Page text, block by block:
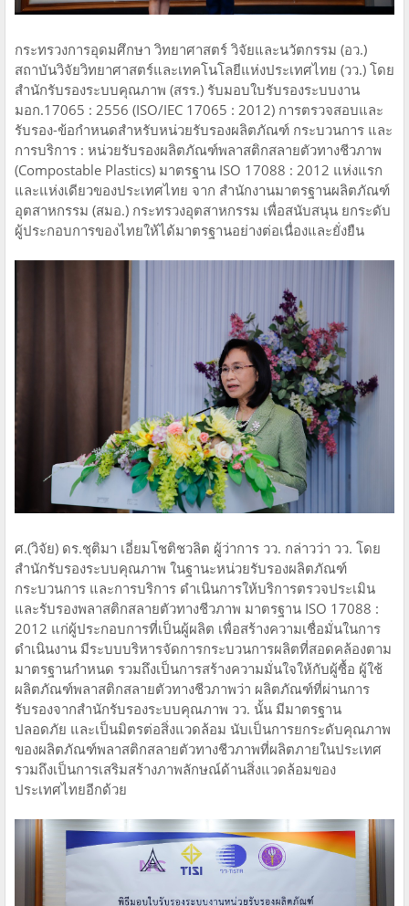
กระทรวงการอุดมศึกษา วิทยาศาสตร์ วิจัยและนวัตกรรม (อว.)
สถาบันวิจัยวิทยาศาสตร์และเทคโนโลยีแห่งประเทศไทย (วว.) โดย
สำนักรับรองระบบคุณภาพ (สรร.) รับมอบใบรับรองระบบงาน
มอก.17065 : 2556 (ISO/IEC 17065 : 2012) การตรวจสอบและ
รับรอง-ข้อกำหนดสำหรับหน่วยรับรองผลิตภัณฑ์ กระบวนการ และ
การบริการ : หน่วยรับรองผลิตภัณฑ์พลาสติกสลายตัวทางชีวภาพ
(Compostable Plastics) มาตรฐาน ISO 17088 : 2012 แห่งแรก
และแห่งเดียวของประเทศไทย จาก สำนักงานมาตรฐานผลิตภัณฑ์
อุตสาหกรรม (สมอ.) กระทรวงอุตสาหกรรม เพื่อสนับสนุน ยกระดับ
ผู้ประกอบการของไทยให้ได้มาตรฐานอย่างต่อเนื่องและยั่งยืน
ศ.(วิจัย) ดร.ชุติมา เอี่ยมโชติชวลิต ผู้ว่าการ วว. กล่าวว่า วว. โดย
สำนักรับรองระบบคุณภาพ ในฐานะหน่วยรับรองผลิตภัณฑ์
กระบวนการ และการบริการ ดำเนินการให้บริการตรวจประเมิน
และรับรองพลาสติกสลายตัวทางชีวภาพ มาตรฐาน ISO 17088 :
2012 แก่ผู้ประกอบการที่เป็นผู้ผลิต เพื่อสร้างความเชื่อมั่นในการ
ดำเนินงาน มีระบบบริหารจัดการกระบวนการผลิตที่สอดคล้องตาม
มาตรฐานกำหนด รวมถึงเป็นการสร้างความมั่นใจให้กับผู้ซื้อ ผู้ใช้
ผลิตภัณฑ์พลาสติกสลายตัวทางชีวภาพว่า ผลิตภัณฑ์ที่ผ่านการ
รับรองจากสำนักรับรองระบบคุณภาพ วว. นั้น มีมาตรฐาน
ปลอดภัย และเป็นมิตรต่อสิ่งแวดล้อม นับเป็นการยกระดับคุณภาพ
ของผลิตภัณฑ์พลาสติกสลายตัวทางชีวภาพที่ผลิตภายในประเทศ
รวมถึงเป็นการเสริมสร้างภาพลักษณ์ด้านสิ่งแวดล้อมของ
ประเทศไทยอีกด้วย